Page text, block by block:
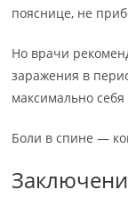
пояснице, не
Но врачи
заражения в
максимально себя
Боли в спине —